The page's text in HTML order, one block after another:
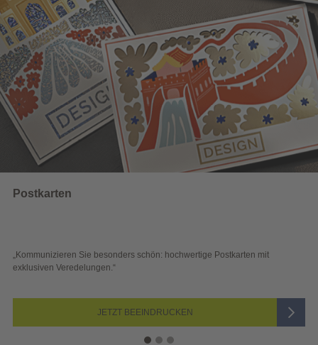
hochwertige Postkarten mit
„Sichtbar und wirkungsvoll – mit
JETZT